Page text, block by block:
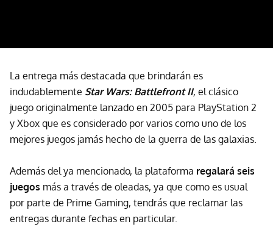
La entrega más destacada que brindarán es
indudablemente Star Wars: Battlefront II, el clásico
juego originalmente lanzado en 2005 para PlayStation 2
y Xbox que es considerado por varios como uno de los
mejores juegos jamás hecho de la guerra de las galaxias.
Además del ya mencionado, la plataforma regalará seis
juegos más a través de oleadas, ya que como es usual
por parte de Prime Gaming, tendrás que reclamar las
entregas durante fechas en particular.